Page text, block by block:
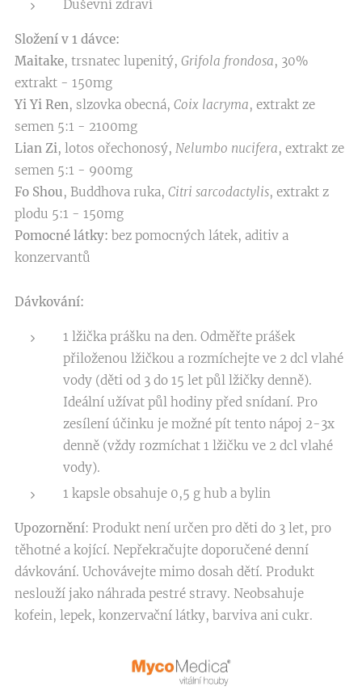
Duševní zdraví
Složení v 1 dávce:
Maitake, trsnatec lupenitý, Grifola frondosa, 30%
extrakt - 150mg
Yi Yi Ren, slzovka obecná, Coix lacryma, extrakt ze
semen 5:1 - 2100mg
Lian Zi, lotos ořechonosý, Nelumbo nucifera, extrakt ze
semen 5:1 - 900mg
Fo Shou, Buddhova ruka, Citri sarcodactylis, extrakt z
plodu 5:1 - 150mg
Pomocné látky: bez pomocných látek, aditiv a
konzervantů
Dávkování:
1 lžička prášku na den. Odměřte prášek
přiloženou lžičkou a rozmíchejte ve 2 dcl vlahé
vody (děti od 3 do 15 let půl lžičky denně).
Ideální užívat půl hodiny před snídaní. Pro
zesílení účinku je možné pít tento nápoj 2-3x
denně (vždy rozmíchat 1 lžičku ve 2 dcl vlahé
vody).
1 kapsle obsahuje 0,5 g hub a bylin
Upozornění: Produkt není určen pro děti do 3 let, pro
těhotné a kojící. Nepřekračujte doporučené denní
dávkování. Uchovávejte mimo dosah dětí. Produkt
neslouží jako náhrada pestré stravy. Neobsahuje
kofein, lepek, konzervační látky, barviva ani cukr.